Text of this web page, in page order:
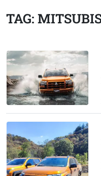
TAG: